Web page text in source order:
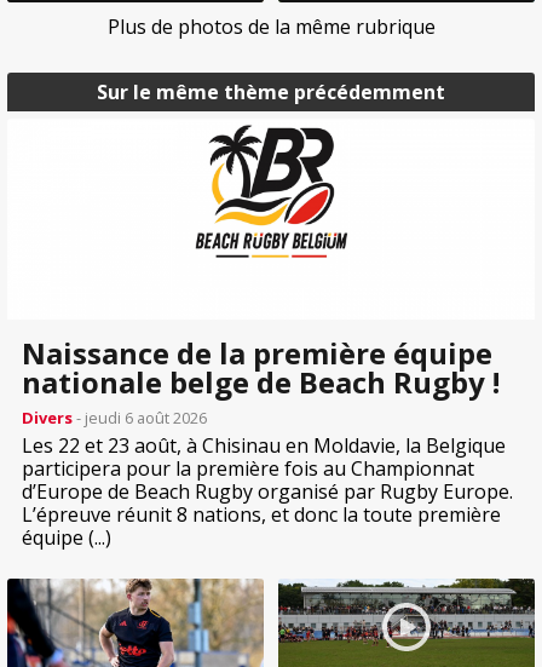
Sur le même thème précédemment
Naissance de la première équipe
nationale belge de Beach Rugby !
Divers- jeudi 6 août 2026
Les 22 et 23 août, à Chisinau en Moldavie, la Belgique
participera pour la première fois au Championnat
d’Europe de Beach Rugby organisé par Rugby Europe.
L’épreuve réunit 8 nations, et donc la toute première
équipe (...)
Plus de photos de la même rubrique